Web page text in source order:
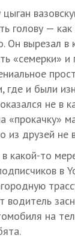
цыган
голову — как
вырезал в
«семерки» и
где и были
не в
«прокачку»
из друзей не
какой-то
в
водитель
на